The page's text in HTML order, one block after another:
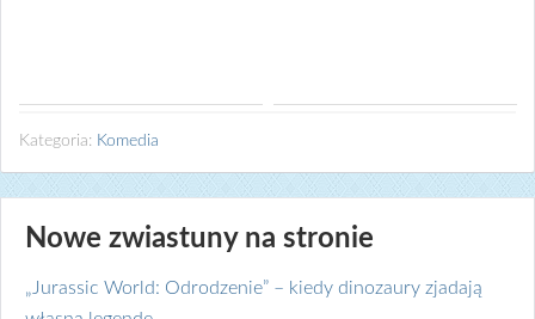
Kategoria: Komedia
Nowe zwiastuny na stronie
„Jurassic World: Odrodzenie” – kiedy dinozaury zjadają